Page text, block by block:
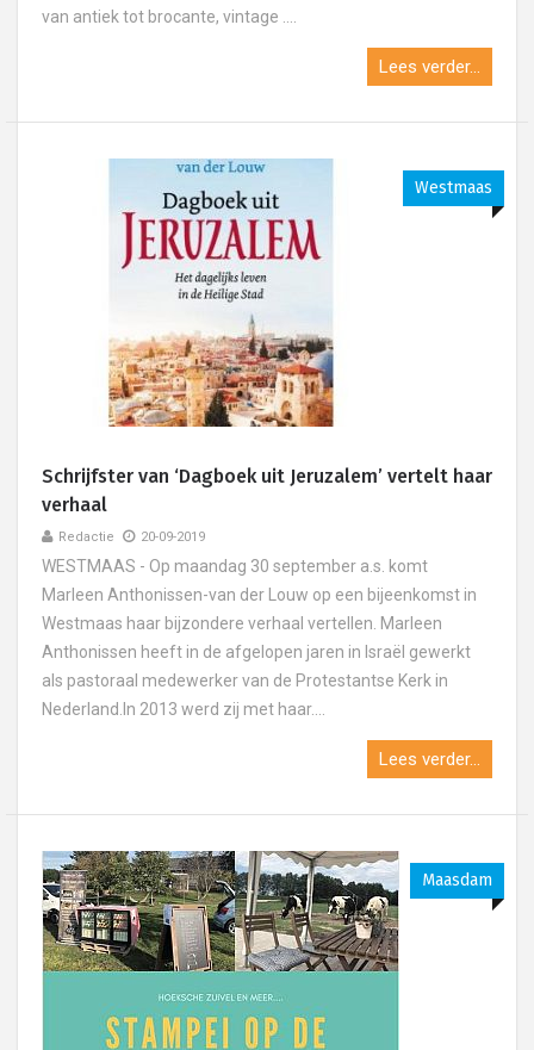
van antiek tot brocante, vintage ....
Lees verder...
Westmaas
Schrijfster van ‘Dagboek uit Jeruzalem’ vertelt haar
verhaal
Redactie 20-09-2019
WESTMAAS - Op maandag 30 september a.s. komt
Marleen Anthonissen-van der Louw op een bijeenkomst in
Westmaas haar bijzondere verhaal vertellen. Marleen
Anthonissen heeft in de afgelopen jaren in Israël gewerkt
als pastoraal medewerker van de Protestantse Kerk in
Nederland.In 2013 werd zij met haar....
Lees verder...
Maasdam